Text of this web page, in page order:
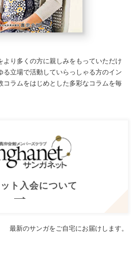
より多くの方に親しみをもっていただけ
る立場で活動していらっしゃる方のイン
コラムをはじめとした多彩なコラムを毎
ト 入会について
最新のサンガをご自宅にお届けします。